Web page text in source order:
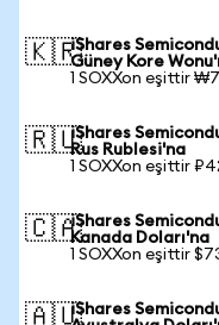
🇰🇷iShares
Güney Kore
1 SOXXon eşittir
🇷🇺iShares
Rus Rublesi'na
1 SOXXon eşittir
🇨🇦iShares
Kanada Doları'na
1 SOXXon eşittir
🇦🇺iShares